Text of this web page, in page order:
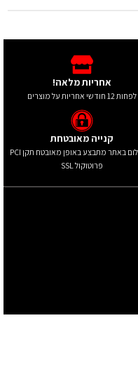
אחריות מלאה!
לפחות 12 חודשי אחריות על מוצרים
קנייה מאובטחת
התשלום באתר מתבצע באופן מאובטח תקן PCI
פרוטוקול SSL